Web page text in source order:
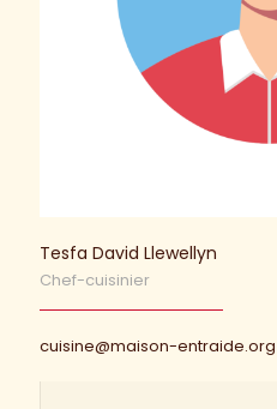
Tesfa David Llewellyn
Chef-cuisinier
cuisine@maison-entraide.org